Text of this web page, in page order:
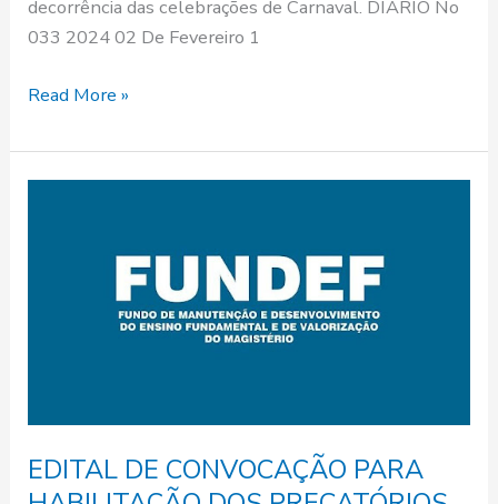
decorrência das celebrações de Carnaval. DIARIO No
033 2024 02 De Fevereiro 1
Read More »
EDITAL DE CONVOCAÇÃO PARA
CONVOCAÇÃO
HABILITAÇÃO
FUNDEF
DO
MUNICÍPIO